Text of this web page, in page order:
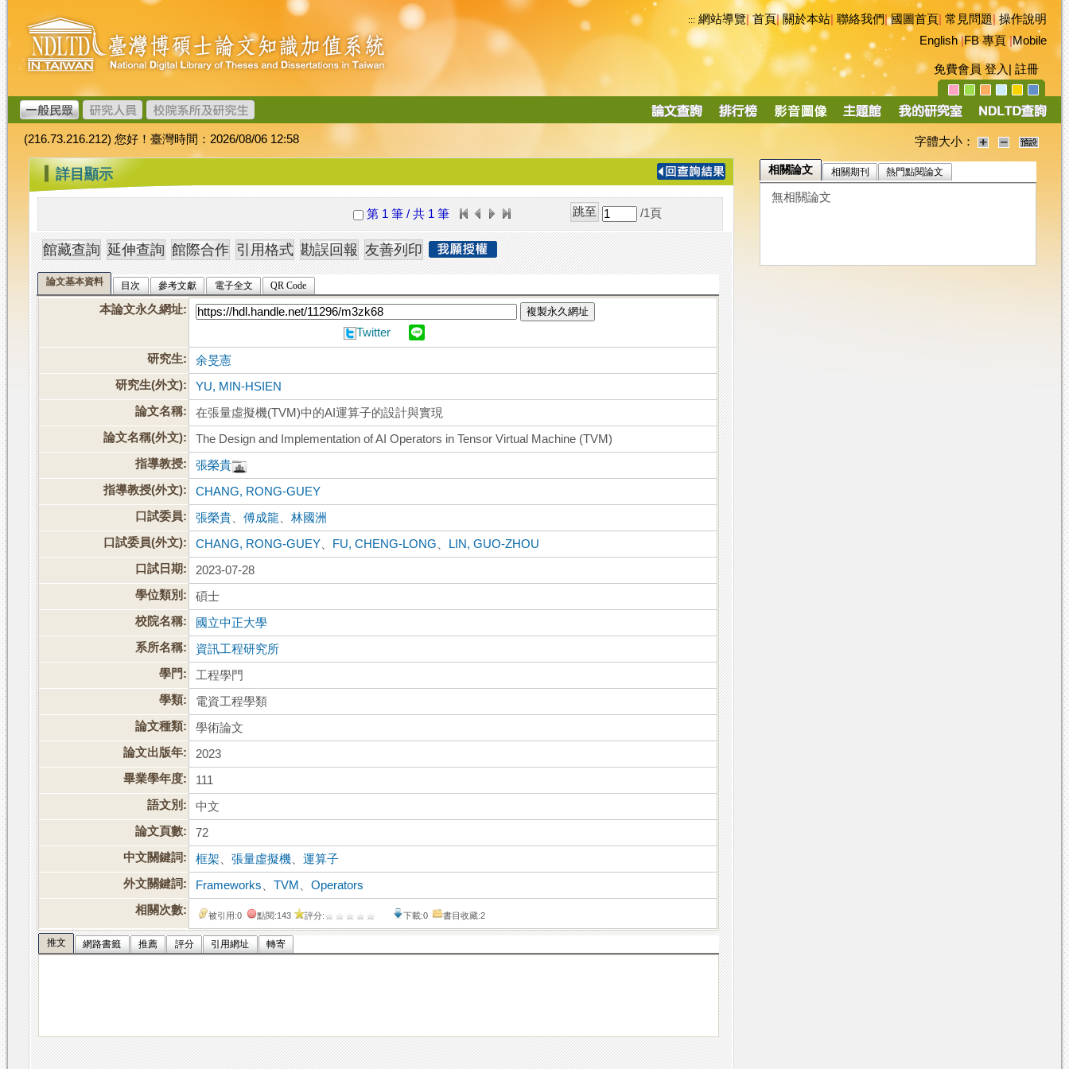
跳
到
主
要
內
容
臺
灣
博
碩
士
論
文
加
值
系
統
::: 網站導覽|首頁|關於本站 聯絡我們|國圖首頁 常見問題|操作說明
English|FB 專頁|Mobile
免費會員 登入 註冊
導
(216.73.216.212) 您好！臺灣時間：2026/08/06 12:58 字體大小：
::: 詳目顯示
第 1 筆 / 共 1 筆 /1 頁
論文基本資料 目次 參考文獻 電子全文 QR Code
本論文永久網址: 複製永久網址
Twitter
研究生:
余旻憲
研究生(外文):
YU, MIN-HSIEN
論文名稱:
在張量虛擬機(TVM)中的AI運算子的設計與實現
論文名稱(外文):
The Design and Implementation of AI Operators in Tensor Virtual Machine (TVM)
指導教授:
張榮貴
指導教授(外文):
CHANG, RONG-GUEY
口試委員:
張榮貴 、傅成龍 、林國洲
口試委員(外文):
CHANG, RONG-GUEY FU, CHENG-LONG
LIN, GUO-ZHOU
口試日期:
2023-07-28
學位類別:
碩士
校院名稱:
國立中正大學
系所名稱:
資訊工程研究所
學門:
工程學門
學類:
電資工程學類
論文種類:
學術論文
論文出版年:
2023
畢業學年度:
111
語文別:
中文
論文頁數:
72
中文關鍵詞:
框架 、張量虛擬機 、運算子
外文關鍵詞:
Frameworks 、TVM 、Operators
相關次數:
被引用:0 點閱:143 評分: 下載:0 書目收藏:2
推文 網路書籤 推薦 評分 引用網址 轉寄
相關論文 相關期刊 熱門點閱論文
無相關論文